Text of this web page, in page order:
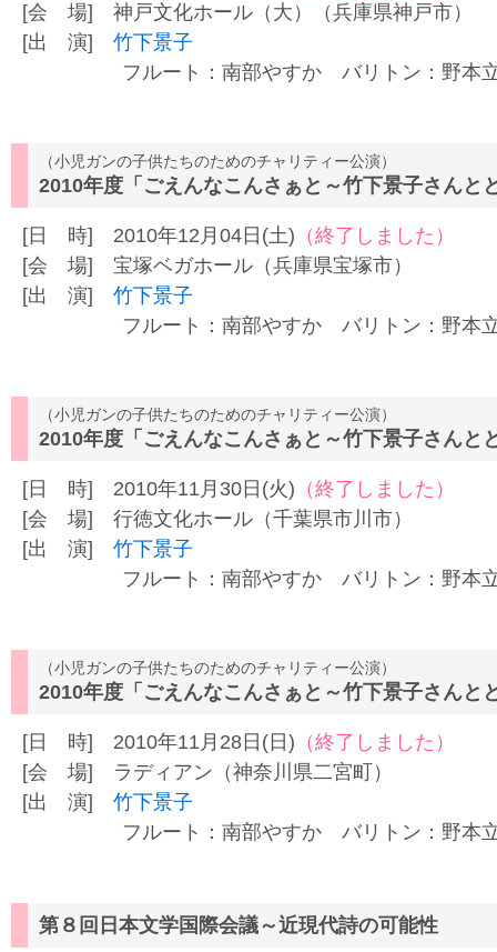
[会 場] 神戸文化ホール（大）（兵庫県神戸市）
[出 演] 竹下景子
フルート：南部やすか バリトン：野本立
（小児ガンの子供たちのためのチャリティー公演）
2010年度「ごえんなこんさぁと～竹下景子さんと
[日 時] 2010年12月04日(土) （終了しました）
[会 場] 宝塚ベガホール（兵庫県宝塚市）
[出 演] 竹下景子
フルート：南部やすか バリトン：野本立
（小児ガンの子供たちのためのチャリティー公演）
2010年度「ごえんなこんさぁと～竹下景子さんと
[日 時] 2010年11月30日(火) （終了しました）
[会 場] 行徳文化ホール（千葉県市川市）
[出 演] 竹下景子
フルート：南部やすか バリトン：野本立
（小児ガンの子供たちのためのチャリティー公演）
2010年度「ごえんなこんさぁと～竹下景子さんと
[日 時] 2010年11月28日(日) （終了しました）
[会 場] ラディアン（神奈川県二宮町）
[出 演] 竹下景子
フルート：南部やすか バリトン：野本立
第８回日本文学国際会議～近現代詩の可能性